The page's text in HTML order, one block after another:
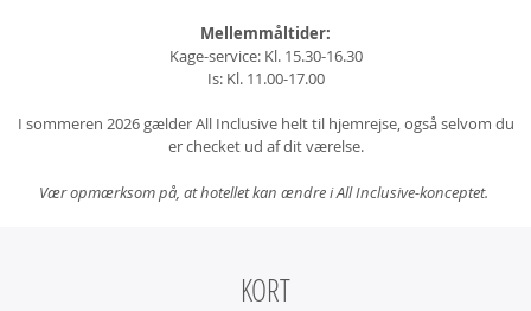
Mellemmåltider:
Kage-service: Kl. 15.30-16.30
Is: Kl. 11.00-17.00
I sommeren 2026 gælder All Inclusive helt til hjemrejse, også selvom du
er checket ud af dit værelse.
Vær opmærksom på, at hotellet kan ændre i All Inclusive-konceptet.
KORT